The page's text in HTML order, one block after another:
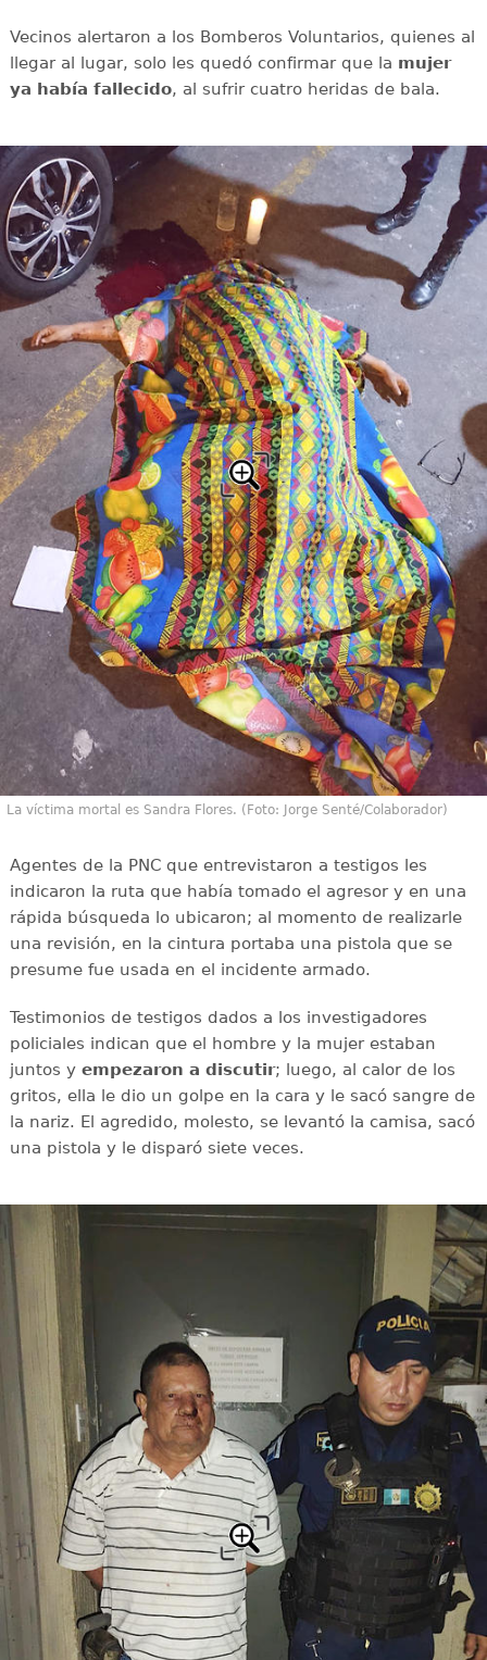
Vecinos alertaron a los Bomberos Voluntarios, quienes al
llegar al lugar, solo les quedó confirmar que la mujer
ya había fallecido, al sufrir cuatro heridas de bala.
La víctima mortal es Sandra Flores. (Foto: Jorge Senté/Colaborador)
Agentes de la PNC que entrevistaron a testigos les
indicaron la ruta que había tomado el agresor y en una
rápida búsqueda lo ubicaron; al momento de realizarle
una revisión, en la cintura portaba una pistola que se
presume fue usada en el incidente armado.
Testimonios de testigos dados a los investigadores
policiales indican que el hombre y la mujer estaban
juntos y empezaron a discutir; luego, al calor de los
gritos, ella le dio un golpe en la cara y le sacó sangre de
la nariz. El agredido, molesto, se levantó la camisa, sacó
una pistola y le disparó siete veces.